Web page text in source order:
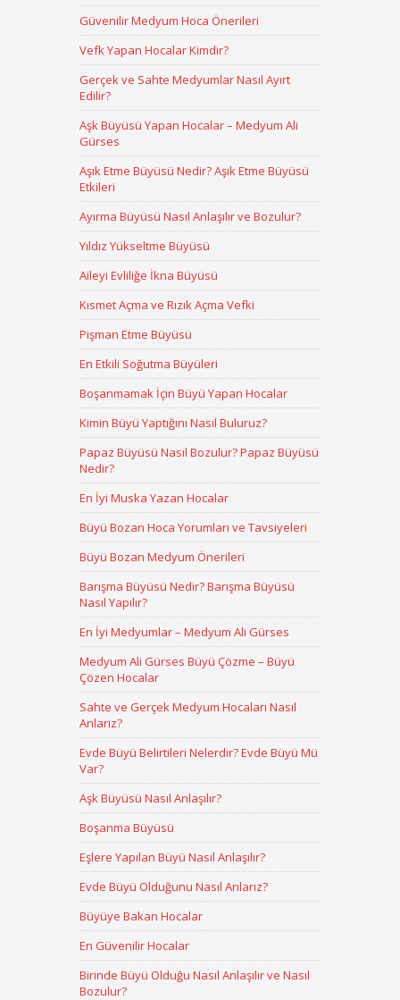
Güvenilir Medyum Hoca Önerileri
Vefk Yapan Hocalar Kimdir?
Gerçek ve Sahte Medyumlar Nasıl Ayırt
Edilir?
Aşk Büyüsü Yapan Hocalar – Medyum Ali
Gürses
Aşık Etme Büyüsü Nedir? Aşık Etme Büyüsü
Etkileri
Ayırma Büyüsü Nasıl Anlaşılır ve Bozulur?
Yıldız Yükseltme Büyüsü
Aileyi Evliliğe İkna Büyüsü
Kısmet Açma ve Rızık Açma Vefki
Pişman Etme Büyüsü
En Etkili Soğutma Büyüleri
Boşanmamak İçin Büyü Yapan Hocalar
Kimin Büyü Yaptığını Nasıl Buluruz?
Papaz Büyüsü Nasıl Bozulur? Papaz Büyüsü
Nedir?
En İyi Muska Yazan Hocalar
Büyü Bozan Hoca Yorumları ve Tavsiyeleri
Büyü Bozan Medyum Önerileri
Barışma Büyüsü Nedir? Barışma Büyüsü
Nasıl Yapılır?
En İyi Medyumlar – Medyum Ali Gürses
Medyum Ali Gürses Büyü Çözme – Büyü
Çözen Hocalar
Sahte ve Gerçek Medyum Hocaları Nasıl
Anlarız?
Evde Büyü Belirtileri Nelerdir? Evde Büyü Mü
Var?
Aşk Büyüsü Nasıl Anlaşılır?
Boşanma Büyüsü
Eşlere Yapılan Büyü Nasıl Anlaşılır?
Evde Büyü Olduğunu Nasıl Anlarız?
Büyüye Bakan Hocalar
En Güvenilir Hocalar
Birinde Büyü Olduğu Nasıl Anlaşılır ve Nasıl
Bozulur?